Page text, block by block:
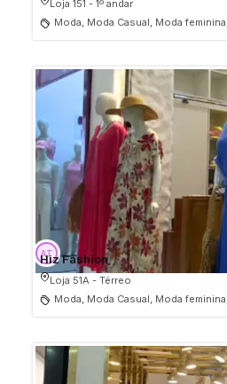
Loja 151 - 1º andar
Moda, Moda Casual, Moda
Hiz Fashion
Loja 51A - Térreo
Moda, Moda Casual, Moda